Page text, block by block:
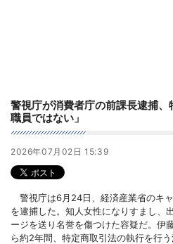
警視庁が消費者庁の前課長逮捕
職員ではない」
2026年07月02日 15:39
警視庁は6月24日、経済産業省のキ
を逮捕した。知人女性になりすまし、
ージを送り名誉を傷つけた容疑だ。伊
ら約2年間、特定商取引法の執行を行